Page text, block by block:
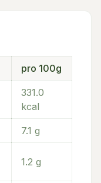
pro 100g
331.0
kcal
7.1 g
1.2 g